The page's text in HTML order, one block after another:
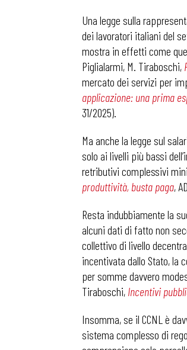
Una legge sulla
dei lavoratori italiani del
mostra in effetti come
Piglialarmi, M. Tiraboschi,
mercato dei servizi per
applicazione: una prima
31/2025).
Ma anche la legge sul
solo ai livelli più bassi
retributivi complessivi
produttività, busta paga,
Resta indubbiamente la
alcuni dati di fatto non
collettivo di livello
incentivata dallo Stato, la
per somme davvero
Tiraboschi, Incentivi
Insomma, se il CCNL è
sistema complesso di